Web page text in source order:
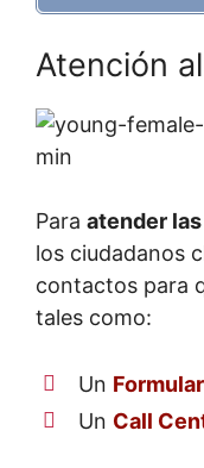
Atención
Para atender
los ciudadanos
contactos para
tales como:
Un
Un Call